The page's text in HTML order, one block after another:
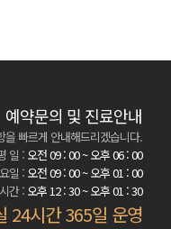
예약문의 및 진료안내
을 빠르게 안내해드리겠습니다.
일 : 오전 09 : 00 ~ 오후 06 : 00
일 : 오전 09 : 00 ~ 오후 01 : 00
간 : 오후 12 : 30 ~ 오후 01 : 30
24시간 365일 운영